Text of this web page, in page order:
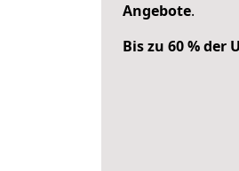
Angebote.
Bis zu 60 % der